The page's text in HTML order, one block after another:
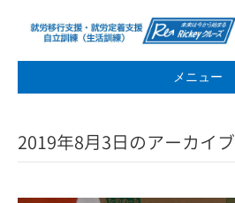
メニュー
2019年8月3日のアーカイブ